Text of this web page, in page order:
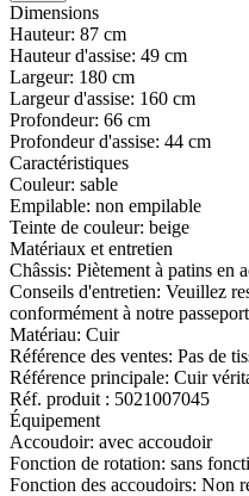
Dimensions
Hauteur: 87 cm
Hauteur d'assise: 49 cm
Largeur: 180 cm
Largeur d'assise: 160 cm
Profondeur: 66 cm
Profondeur d'assise: 44 cm
Caractéristiques
Couleur: sable
Empilable: non empilable
Teinte de couleur: beige
Matériaux et entretien
Châssis: Piètement à patins en
Conseils d'entretien: Veuillez
conformément à notre
Matériau: Cuir
Référence des ventes: Pas de
Référence principale: Cuir
Réf. produit : 5021007045
Équipement
Accoudoir: avec accoudoir
Fonction de rotation: sans
Fonction des accoudoirs: Non